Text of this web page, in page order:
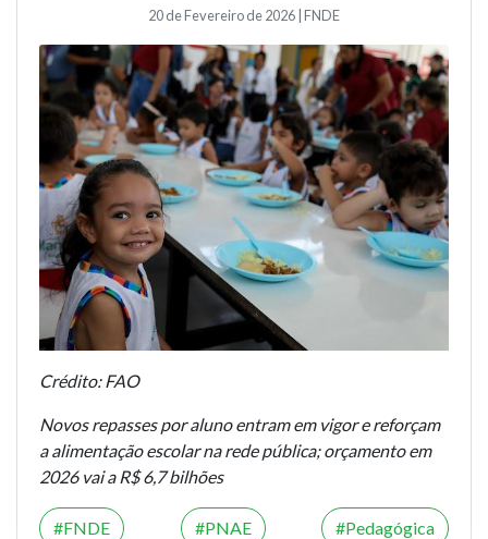
20 de Fevereiro de 2026 | FNDE
Crédito: FAO
Novos repasses por aluno entram em vigor e reforçam
a alimentação escolar na rede pública; orçamento em
2026 vai a R$ 6,7 bilhões
FNDE PNAE Pedagógica